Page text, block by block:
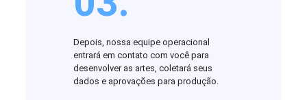
Depois, nossa equipe operacional
entrará em contato com você para
desenvolver as artes, coletará seus
dados e aprovações para produção.